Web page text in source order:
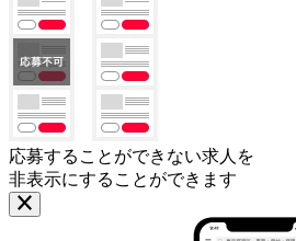
応募することができない求人を
非表示にすることができます